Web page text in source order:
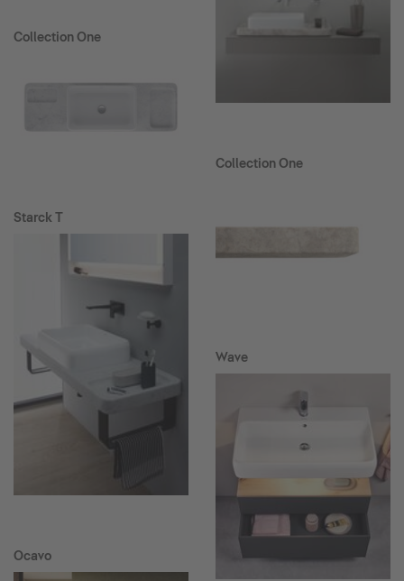
Collection One
Starck T
Ocavo
Collection One
Wave